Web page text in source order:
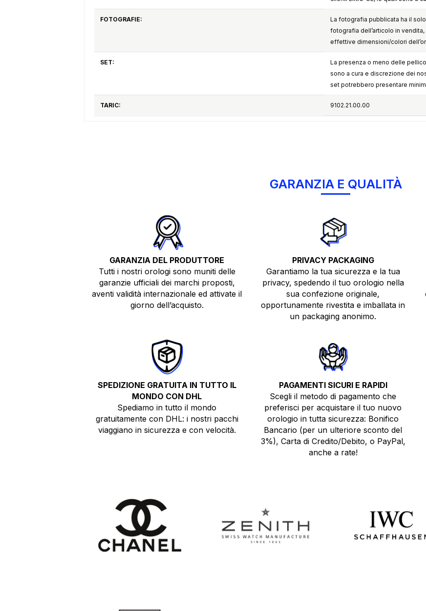
FOTOGRAFIE:
La fotografia pubblicata ha il
fotografia dell’articolo in
effettive dimensioni/colori
SET:
La presenza o meno delle
sono a cura e discrezione dei
set potrebbero presentare
TARIC: 9102.21.00.00
GARANZIA E QUALITÀ
GARANZIA DEL PRODUTTORE
Tutti i nostri orologi sono muniti delle
garanzie ufficiali dei marchi proposti,
aventi validità internazionale ed attivate il
giorno dell’acquisto.
PRIVACY PACKAGING
Garantiamo la tua sicurezza e la tua
privacy, spedendo il tuo orologio nella
sua confezione originale,
opportunamente rivestita e imballata in
un packaging anonimo.
SPEDIZIONE GRATUITA IN TUTTO IL
MONDO CON DHL
Spediamo in tutto il mondo
gratuitamente con DHL: i nostri pacchi
viaggiano in sicurezza e con velocità.
PAGAMENTI SICURI E RAPIDI
Scegli il metodo di pagamento che
preferisci per acquistare il tuo nuovo
orologio in tutta sicurezza: Bonifico
Bancario (per un ulteriore sconto del
3%), Carta di Credito/Debito, o PayPal,
anche a rate!